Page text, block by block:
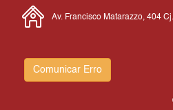
Av. Francisco Matarazzo, 404
Comunicar Erro